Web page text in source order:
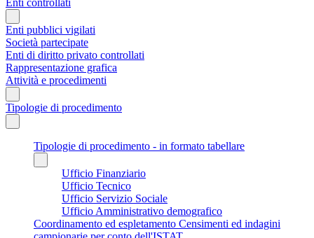
Enti pubblici vigilati
Società partecipate
Enti di diritto privato controllati
Rappresentazione grafica
Attività e procedimenti
Tipologie di procedimento
Tipologie di procedimento - in formato tabellare
Ufficio Finanziario
Ufficio Tecnico
Ufficio Servizio Sociale
Ufficio Amministrativo demografico
Coordinamento ed espletamento Censimenti ed indagini